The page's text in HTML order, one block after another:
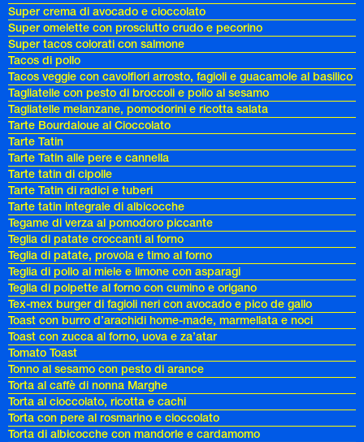
Super crema di avocado e cioccolato
Super omelette con prosciutto crudo e pecorino
Super tacos colorati con salmone
Tacos di pollo
Tacos veggie con cavolfiori arrosto, fagioli e guacamole al basilico
Tagliatelle con pesto di broccoli e pollo al sesamo
Tagliatelle melanzane, pomodorini e ricotta salata
Tarte Bourdaloue al Cioccolato
Tarte Tatin
Tarte Tatin alle pere e cannella
Tarte tatin di cipolle
Tarte Tatin di radici e tuberi
Tarte tatin integrale di albicocche
Tegame di verza al pomodoro piccante
Teglia di patate croccanti al forno
Teglia di patate, provola e timo al forno
Teglia di pollo al miele e limone con asparagi
Teglia di polpette al forno con cumino e origano
Tex-mex burger di fagioli neri con avocado e pico de gallo
Toast con burro d’arachidi home-made, marmellata e noci
Toast con zucca al forno, uova e za’atar
Tomato Toast
Tonno al sesamo con pesto di arance
Torta al caffè di nonna Marghe
Torta al cioccolato, ricotta e cachi
Torta con pere al rosmarino e cioccolato
Torta di albicocche con mandorle e cardamomo